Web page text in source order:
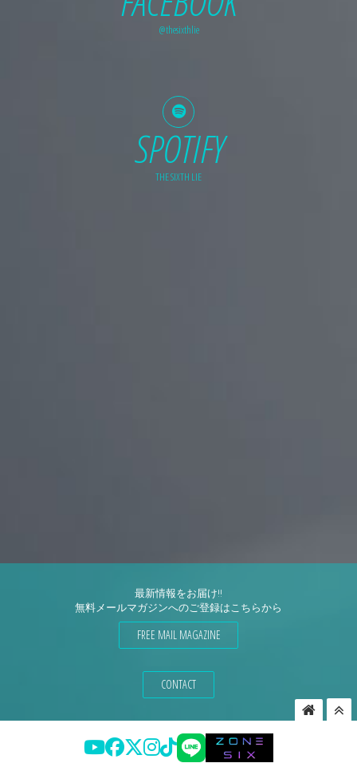
@thesixthlie
SPOTIFY
THE SIXTH LIE
最新情報をお届け!!
無料メールマガジンへのご登録はこちらから
FREE MAIL MAGAZINE
CONTACT